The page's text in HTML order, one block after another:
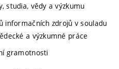
studia, vědy a výzkumu
informačních zdrojů v souladu
a výzkumné práce
gramotnosti